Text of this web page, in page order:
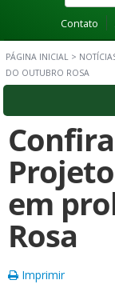
Contato
PÁGINA INICIAL >
DO OUTUBRO ROSA
em
Rosa
Imprimir